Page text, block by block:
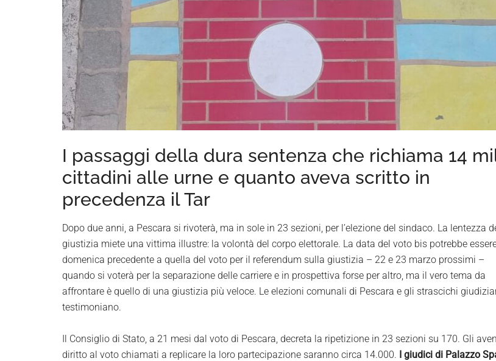
I passaggi della dura sentenza che richiama 14
cittadini alle urne e quanto aveva scritto in
precedenza il Tar
Dopo due anni, a Pescara si rivoterà, ma in sole in 23 sezioni, per l’elezione del sindaco. La lentezza
giustizia miete una vittima illustre: la volontà del corpo elettorale. La data del voto bis potrebbe
domenica precedente a quella del voto per il referendum sulla giustizia – 22 e 23 marzo prossimi –
quando si voterà per la separazione delle carriere e in prospettiva forse per altro, ma il vero tema da
affrontare è quello di una giustizia più veloce. Le elezioni comunali di Pescara e gli strascichi
testimoniano.
Il Consiglio di Stato, a 21 mesi dal voto di Pescara, decreta la ripetizione in 23 sezioni su 170. Gli
diritto al voto chiamati a replicare la loro partecipazione saranno circa 14.000. I giudici di Palazzo